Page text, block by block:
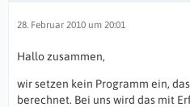
28. Februar 2010 um 20:01
Hallo zusammen,
wir setzen kein Programm ein,
berechnet. Bei uns wird das mit